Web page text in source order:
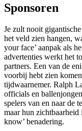
Sponsoren
Je zult nooit
het veld zien hangen,
your face’ aanpak als
advertenties werkt het
partners. Een van de
voorbij hebt zien
tijdwaarnemer. Ralph
officials en
spelers van en naar de
maar hun
know’ benadering.